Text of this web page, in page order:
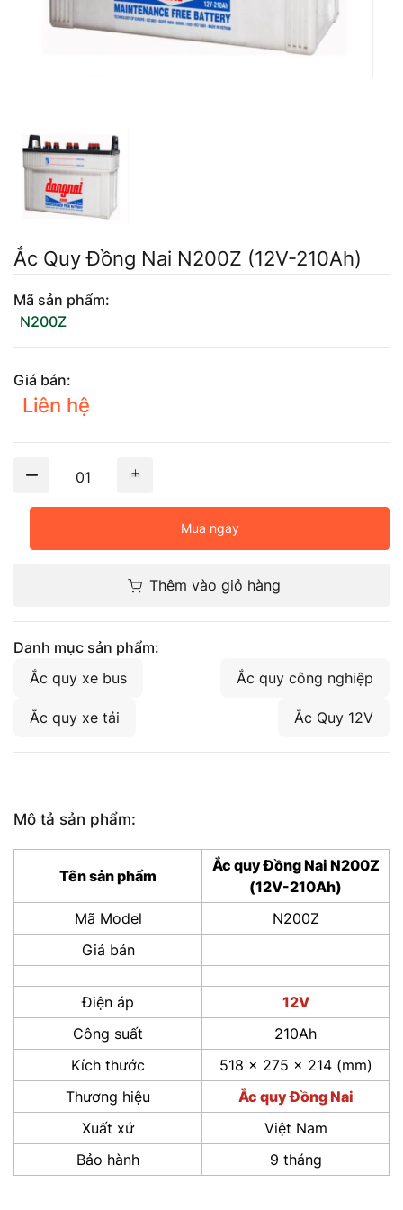
Mercedes-
Đồng Nai -
Ắc Quy Đồng Nai N200Z (12V-210Ah)
Mã sản phẩm:
N200Z
Giá bán:
Liên hệ
01
Mua ngay
Thêm vào giỏ hàng
Danh mục sản phẩm:
Ắc quy xe bus
Ắc quy công nghiệp
Ắc quy xe tải Ắc Quy 12V
Mô tả sản phẩm:
Tên sản phẩm
Ắc quy Đồng Nai N200Z
(12V-210Ah)
Mã Model
N200Z
Giá bán
Điện áp
12V
Công suất
210Ah
Kích thước
518 x 275 x 214 (mm)
Thương hiệu
Ắc quy Đồng Nai
Xuất xứ
Việt Nam
Bảo hành
9 tháng